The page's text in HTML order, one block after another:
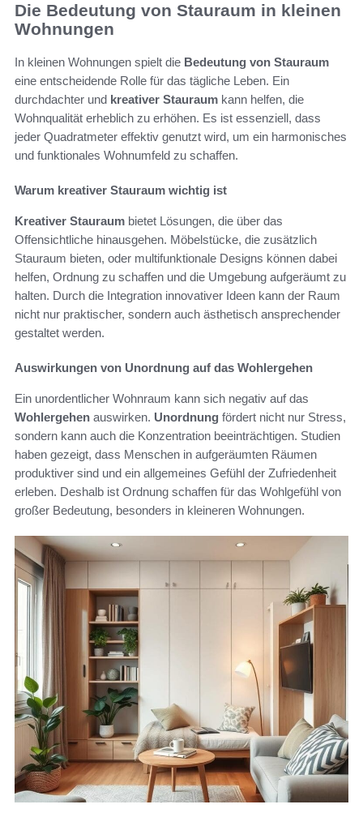
Die Bedeutung von Stauraum in kleinen
Wohnungen
In kleinen Wohnungen spielt die Bedeutung von Stauraum
eine entscheidende Rolle für das tägliche Leben. Ein
durchdachter und kreativer Stauraum kann helfen, die
Wohnqualität erheblich zu erhöhen. Es ist essenziell, dass
jeder Quadratmeter effektiv genutzt wird, um ein harmonisches
und funktionales Wohnumfeld zu schaffen.
Warum kreativer Stauraum wichtig ist
Kreativer Stauraum bietet Lösungen, die über das
Offensichtliche hinausgehen. Möbelstücke, die zusätzlich
Stauraum bieten, oder multifunktionale Designs können dabei
helfen, Ordnung zu schaffen und die Umgebung aufgeräumt zu
halten. Durch die Integration innovativer Ideen kann der Raum
nicht nur praktischer, sondern auch ästhetisch ansprechender
gestaltet werden.
Auswirkungen von Unordnung auf das Wohlergehen
Ein unordentlicher Wohnraum kann sich negativ auf das
Wohlergehen auswirken. Unordnung fördert nicht nur Stress,
sondern kann auch die Konzentration beeinträchtigen. Studien
haben gezeigt, dass Menschen in aufgeräumten Räumen
produktiver sind und ein allgemeines Gefühl der Zufriedenheit
erleben. Deshalb ist Ordnung schaffen für das Wohlgefühl von
großer Bedeutung, besonders in kleineren Wohnungen.